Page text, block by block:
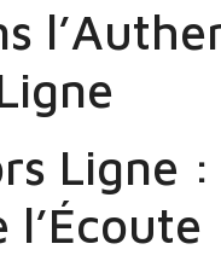
Ligne
l’Écoute